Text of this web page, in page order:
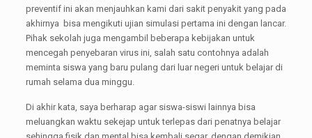
preventif ini akan menjauhkan kami dari sakit penyakit yang pada
akhirnya bisa mengikuti ujian simulasi pertama ini dengan lancar.
Pihak sekolah juga mengambil beberapa kebijakan untuk
mencegah penyebaran virus ini, salah satu contohnya adalah
meminta siswa yang baru pulang dari luar negeri untuk belajar di
rumah selama dua minggu.
Di akhir kata, saya berharap agar siswa-siswi lainnya bisa
meluangkan waktu sekejap untuk terlepas dari penatnya belajar
sehingga fisik dan mental bisa kembali segar, dengan demikian